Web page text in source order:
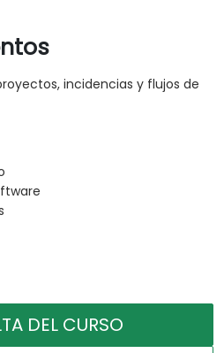
incidencias y flujos de
DEL CURSO